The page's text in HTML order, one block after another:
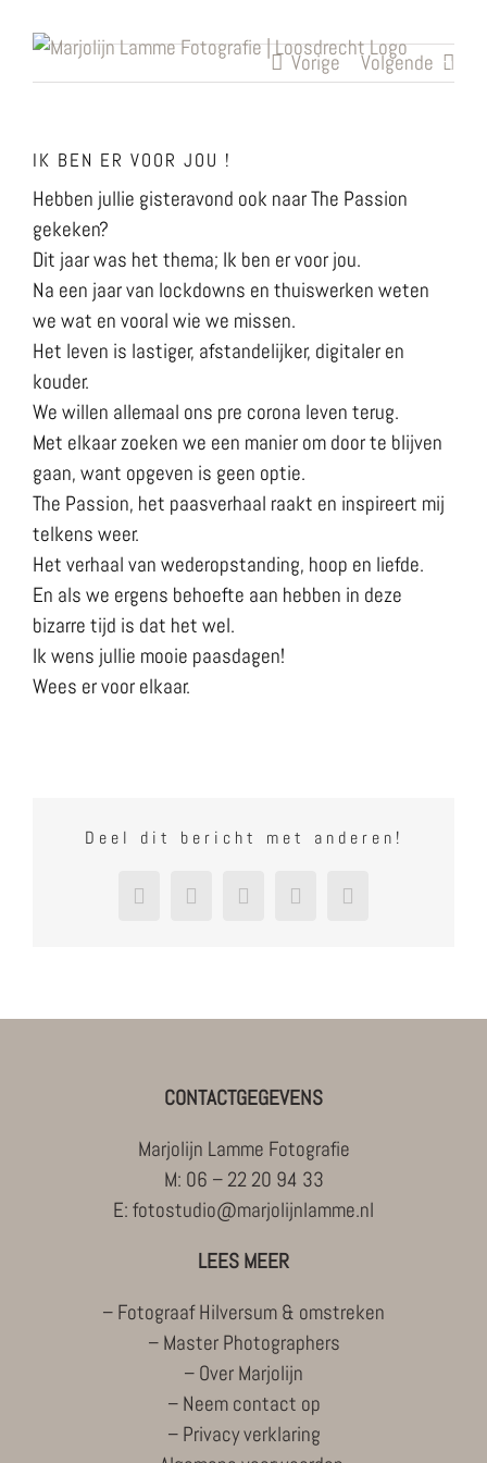
naar
inhoud
Vorige Volgende
IK BEN ER VOOR JOU !
Hebben jullie gisteravond ook naar The Passion
gekeken?
Dit jaar was het thema; Ik ben er voor jou.
Na een jaar van lockdowns en thuiswerken weten
we wat en vooral wie we missen.
Het leven is lastiger, afstandelijker, digitaler en
kouder.
We willen allemaal ons pre corona leven terug.
Met elkaar zoeken we een manier om door te blijven
gaan, want opgeven is geen optie.
The Passion, het paasverhaal raakt en inspireert mij
telkens weer.
Het verhaal van wederopstanding, hoop en liefde.
En als we ergens behoefte aan hebben in deze
bizarre tijd is dat het wel.
Ik wens jullie mooie paasdagen!
Wees er voor elkaar.
Deel dit bericht met anderen!
Facebook
X LinkedInPinterest
E-
CONTACTGEGEVENS
Marjolijn Lamme Fotografie
M: 06 – 22 20 94 33
E: fotostudio@marjolijnlamme.nl
LEES MEER
– Fotograaf Hilversum & omstreken
– Master Photographers
– Over Marjolijn
– Neem contact op
– Privacy verklaring